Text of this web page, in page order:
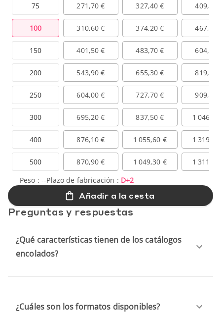
75
100
150
200
250
300
400
500
271,70 € 327,40 € 409,20
310,60 € 374,20 € 467,70
401,50 € 483,70 € 604,70
543,90 € 655,30 € 819,10
604,00 € 727,70 € 909,60
695,20 € 837,50 € 1
876,10 € 1 055,60 € 1
870,90 € 1 049,30 €
1
Peso :--Plazo de fabricación : D+2
Añadir a la cesta
Preguntas y respuestas
¿Qué características tienen de los catálogos
encolados?
¿Cuáles son los formatos disponibles?